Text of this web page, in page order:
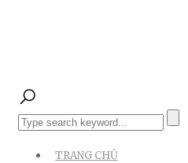
TRANG CHỦ